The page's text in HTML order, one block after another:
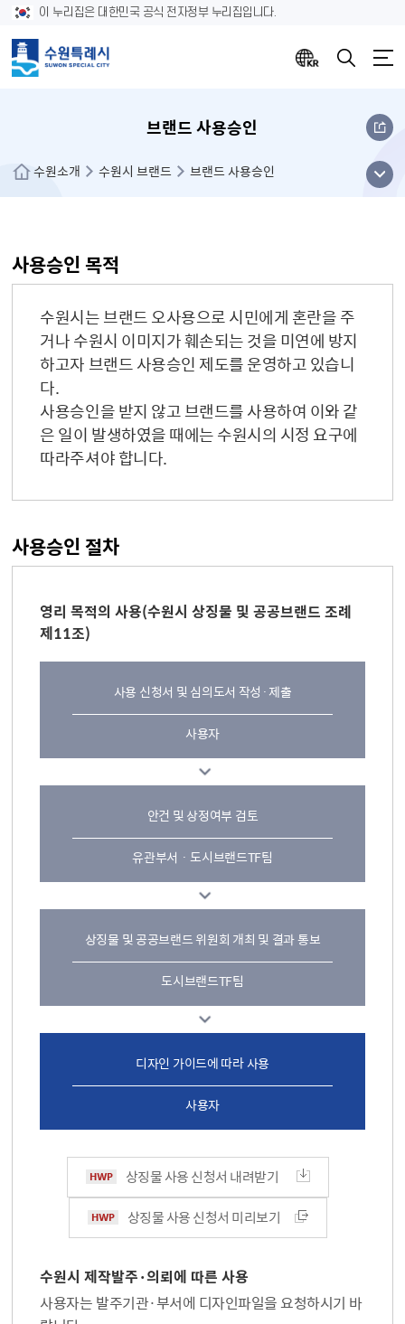
이 누리집은 대한민국 공식 전자정부 누리집입니다.
브랜드 사용승인
수원소개 수원시 브랜드 브랜드 사용승인
메뉴
열기
사용승인 목적
수원시는 브랜드 오사용으로 시민에게 혼란을 주
거나 수원시 이미지가 훼손되는 것을 미연에 방지
하고자 브랜드 사용승인 제도를 운영하고 있습니
다.
사용승인을 받지 않고 브랜드를 사용하여 이와 같
은 일이 발생하였을 때에는 수원시의 시정 요구에
따라주셔야 합니다.
사용승인 절차
영리 목적의 사용(수원시 상징물 및 공공브랜드 조례
제11조)
사용 신청서 및 심의도서 작성·제출
사용자
안건 및 상정여부 검토
유관부서 · 도시브랜드TF팀
상징물 및 공공브랜드 위원회 개최 및 결과 통보
도시브랜드TF팀
디자인 가이드에 따라 사용
사용자
상징물 사용 신청서 내려받기
상징물 사용 신청서 미리보기
수원시 제작발주·의뢰에 따른 사용
사용자는 발주기관·부서에 디자인파일을 요청하시기 바